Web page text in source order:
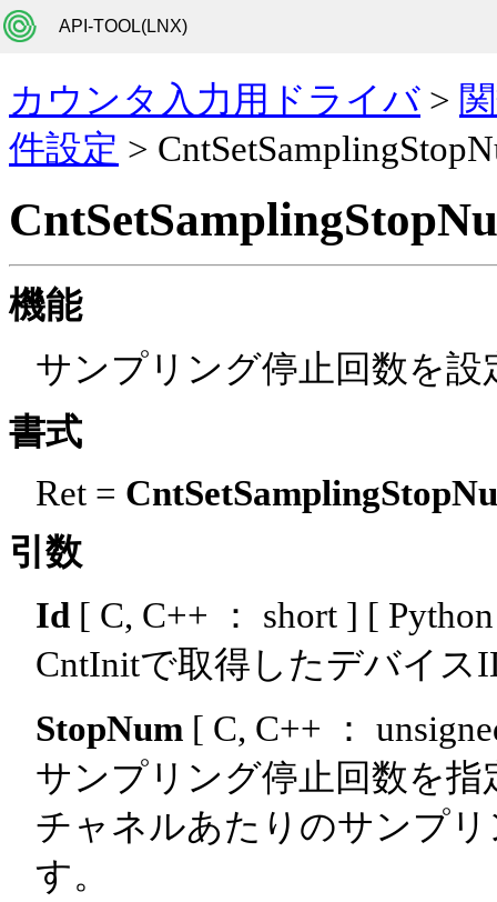
API-TOOL(LNX)
カウンタ入力用ドライバ >
件設定 >
機能
サンプリング停止回数を設
書式
Ret =
引数
Id [ C, C++ ： short ] [
CntInitで取得したデバイス
StopNum [ C, C++ ：
サンプリング停止回数を
チャネルあたりのサンプ
す。